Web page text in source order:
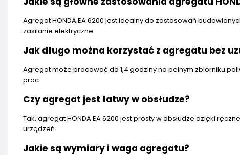
Agregat HONDA EA 6200 jest idealny do zastosowań
zasilanie elektryczne.
Jak długo można korzystać z agregatu bez
Agregat może pracować do 1,4 godziny na pełnym zbiorniku
prac.
Czy agregat jest łatwy w obsłudze?
Tak, agregat HONDA EA 6200 jest prosty w obsłudze dzięki
urządzeń.
Jakie są wymiary i waga agregatu?